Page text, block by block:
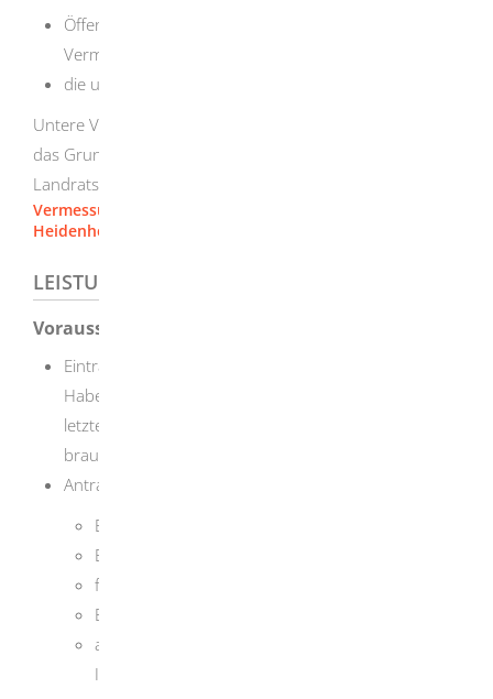
Öffentlich bestellte Vermessungsingenieure oder
Vermessungsingenieurinnen oder
die untere Vermessungsbehörde
Untere Vermessungsbehörde ist je nach Ort, in dem sich
das Grundstück befindet, die Stadtverwaltung oder das
Landratsamt.
Vermessungsarbeiten und Ausbildung [Landratsamt
Heidenheim]
LEISTUNGSDETAILS
Voraussetzungen
Eintrag des Gebäudes im Liegenschaftskataster
Haben Sie den Grundriss des Gebäudes seit der
letzten Vermessung ("Gebäudeaufnahme") geändert,
brauchen Sie eine erneute Einmessung.
Antragsberechtigte sind:
Eigentümer und Eigentümerinnen
Erbbauberechtigte
für Grundbuchsachen zuständige Amtsgerichte
Banken
andere Personen, wenn sie ein berechtigtes
Interesse nachweisen.